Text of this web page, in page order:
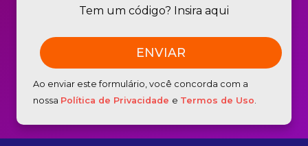
Tem um código? Insira aqui
Ao enviar este formulário, você concorda com a
nossa Política de Privacidade e Termos de Uso.